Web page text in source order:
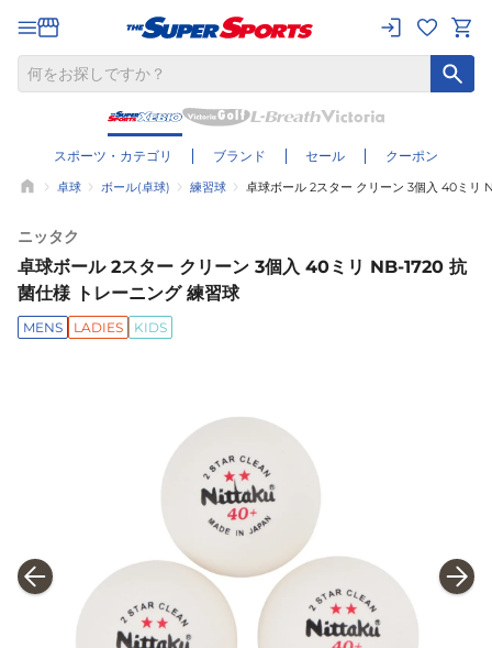
スポーツ・カテゴリ ブランド セール クーポン
卓球 ボール(卓球) 練習球 卓球ボール 2スター クリーン 3個入 40ミリ
ニッタク
卓球ボール 2スター クリーン 3個入 40ミリ NB-1720 抗
菌仕様 トレーニング 練習球
MENS LADIES KIDS